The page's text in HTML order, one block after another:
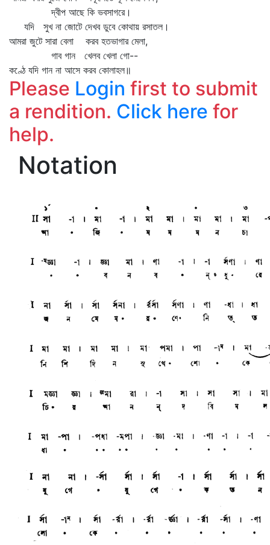
দ্বীপ আছে কি ভবসাগরে।
যদি সুখ না জোটে দেখব ডুবে কোথায় রসাতল।
আমরা জুটে সারা বেলা করব হতভাগার মেলা,
গাব গান খেলব খেলা গো--
কণ্ঠে যদি গান না আসে করব কোলাহল॥
Please Login first to submit
a rendition. Click here for
help.
Notation